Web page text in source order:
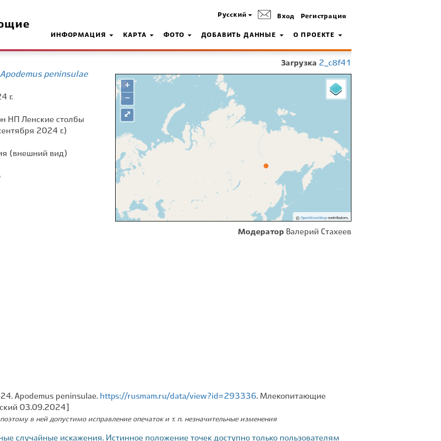
Русский Вход Регистрация
ИНФОРМАЦИЯ КАРТА ФОТО ДОБАВИТЬ ДАННЫЕ О ПРОЕКТЕ
peninsulae
г.
НП Ленские столбы
2024 г.)
(внешний вид)
Загрузка 2_c8f41
+
−
© OpenStreetMapcontributors.
⤢
Модератор Валерий Стахеев
Apodemus peninsulae. https://rusmam.ru/data/view?id=293336. Млекопитающие
03.09.2024]
в ней допустимо исправление опечаток и т. п. незначительные изменения
случайные искажения. Истинное положение точек доступно только пользователям